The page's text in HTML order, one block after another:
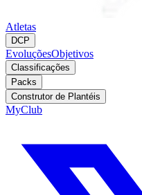
Atletas
DCP
EvoluçõesObjetivos
Classificações
Packs
Construtor de Plantéis
MyClub